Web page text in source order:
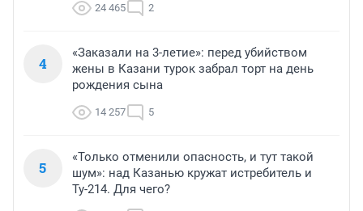
24 465 2
4
«Заказали на 3-летие»: перед убийством
жены в Казани турок забрал торт на день
рождения сына
14 257 5
5
«Только отменили опасность, и тут такой
шум»: над Казанью кружат истребитель и
Ту-214. Для чего?